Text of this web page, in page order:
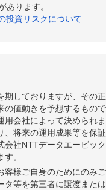
あります。
投資リスクについて
期しておりますが、その
の値動きを予想するもの
用会社によって決められ
、将来の運用成果等を保
会社NTTデータエービッ
。
客様ご自身のためにのみ
タ等を第三者に譲渡また